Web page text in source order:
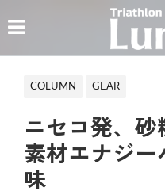
COLUMN GEAR
ニセコ発、
素材エナジ
味